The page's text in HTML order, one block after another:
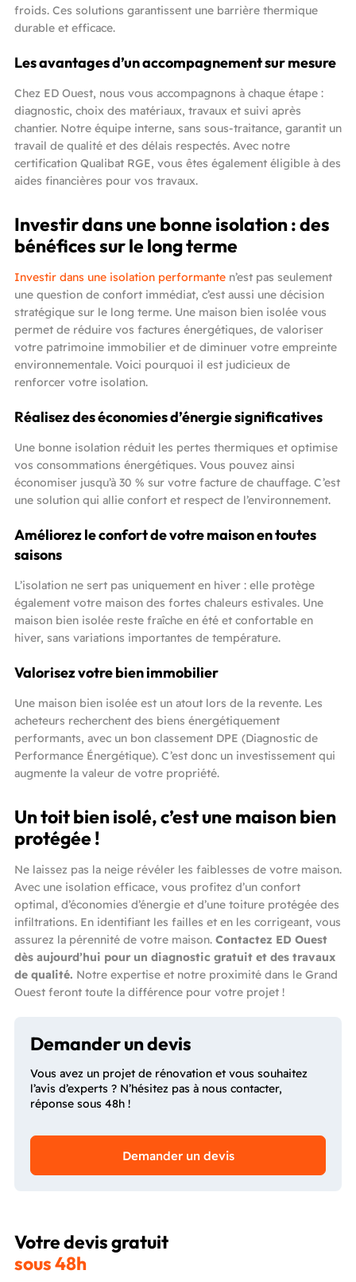
froids. Ces solutions garantissent une barrière thermique
durable et efficace.
Les avantages d’un accompagnement sur mesure
Chez ED Ouest, nous vous accompagnons à chaque étape :
diagnostic, choix des matériaux, travaux et suivi après
chantier. Notre équipe interne, sans sous-traitance, garantit un
travail de qualité et des délais respectés. Avec notre
certification Qualibat RGE, vous êtes également éligible à des
aides financières pour vos travaux.
Investir dans une bonne isolation : des
bénéfices sur le long terme
Investir dans une isolation performante n’est pas seulement
une question de confort immédiat, c’est aussi une décision
stratégique sur le long terme. Une maison bien isolée vous
permet de réduire vos factures énergétiques, de valoriser
votre patrimoine immobilier et de diminuer votre empreinte
environnementale. Voici pourquoi il est judicieux de
renforcer votre isolation.
Réalisez des économies d’énergie significatives
Une bonne isolation réduit les pertes thermiques et optimise
vos consommations énergétiques. Vous pouvez ainsi
économiser jusqu’à 30 % sur votre facture de chauffage. C’est
une solution qui allie confort et respect de l’environnement.
Améliorez le confort de votre maison en toutes
saisons
L’isolation ne sert pas uniquement en hiver : elle protège
également votre maison des fortes chaleurs estivales. Une
maison bien isolée reste fraîche en été et confortable en
hiver, sans variations importantes de température.
Valorisez votre bien immobilier
Une maison bien isolée est un atout lors de la revente. Les
acheteurs recherchent des biens énergétiquement
performants, avec un bon classement DPE (Diagnostic de
Performance Énergétique). C’est donc un investissement qui
augmente la valeur de votre propriété.
Un toit bien isolé, c’est une maison bien
protégée !
Ne laissez pas la neige révéler les faiblesses de votre maison.
Avec une isolation efficace, vous profitez d’un confort
optimal, d’économies d’énergie et d’une toiture protégée des
infiltrations. En identifiant les failles et en les corrigeant, vous
assurez la pérennité de votre maison. Contactez ED Ouest
dès aujourd’hui pour un diagnostic gratuit et des travaux
de qualité. Notre expertise et notre proximité dans le Grand
Ouest feront toute la différence pour votre projet !
Demander un devis
Vous avez un projet de rénovation et vous souhaitez
l’avis d’experts ? N’hésitez pas à nous contacter,
réponse sous 48h !
Demander un devis
Votre devis gratuit
sous 48h